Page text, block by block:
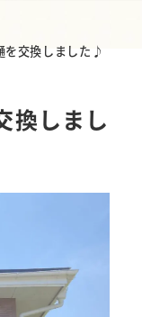
交換しました♪
しまし